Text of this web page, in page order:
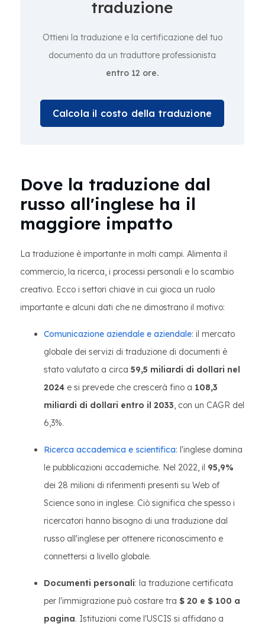
traduzione
Ottieni la traduzione e la certificazione del tuo
documento da un traduttore professionista
entro 12 ore.
Calcola il costo della traduzione
Dove la traduzione dal
russo all'inglese ha il
maggiore impatto
La traduzione è importante in molti campi. Alimenta il
commercio, la ricerca, i processi personali e lo scambio
creativo. Ecco i settori chiave in cui gioca un ruolo
importante e alcuni dati che ne dimostrano il motivo:
Comunicazione aziendale e aziendale: il mercato
globale dei servizi di traduzione di documenti è
stato valutato a circa 59,5 miliardi di dollari nel
2024 e si prevede che crescerà fino a 108,3
miliardi di dollari entro il 2033, con un CAGR del
6,3%.
Ricerca accademica e scientifica: l'inglese domina
le pubblicazioni accademiche. Nel 2022, il 95,9%
dei 28 milioni di riferimenti presenti su Web of
Science sono in inglese. Ciò significa che spesso i
ricercatori hanno bisogno di una traduzione dal
russo all'inglese per ottenere riconoscimento e
connettersi a livello globale.
Documenti personali: la traduzione certificata
per l'immigrazione può costare tra $ 20 e $ 100 a
pagina. Istituzioni come l'USCIS si affidano a